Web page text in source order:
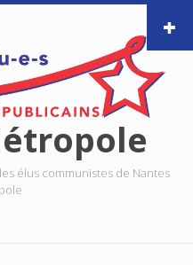
élus communistes de Nantes